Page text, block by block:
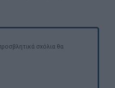
σχόλια θα